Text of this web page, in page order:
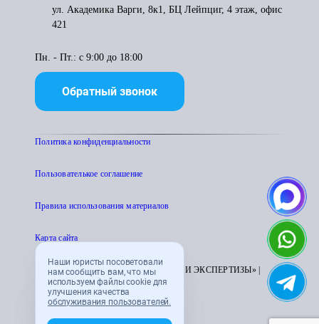
Наши юристы посоветовали
нам сообщить вам, что мы
используем файлы cookie для
улучшения качества
обслуживания пользователей.
ул. Академика Варги, 8к1, БЦ Лейпциг, 4 этаж, офис
421
Пн. - Пт.: с 9:00 до 18:00
Обратный звонок
Политика конфиденциальности
Пользователькое соглашение
Правила использования материалов
Карта сайта
© 1995 - 2026 «ЦЕНТР АТТЕСТАЦИИ И ЭКСПЕРТИЗЫ» |
CENTRATTEK.RU